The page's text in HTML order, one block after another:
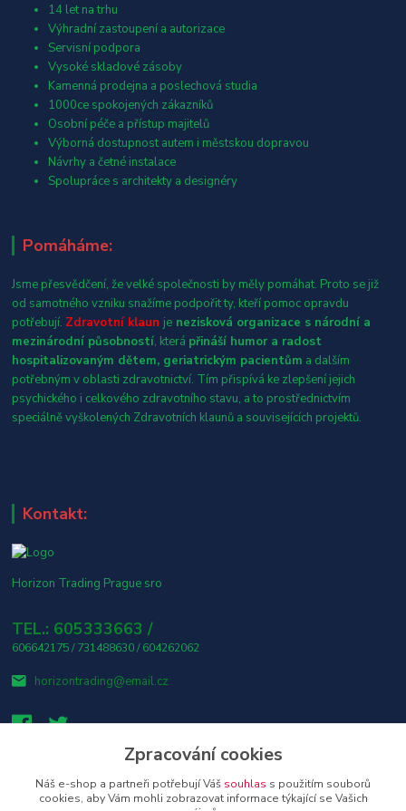
14 let na trhu
Výhradní zastoupení a autorizace
Servisní podpora
Vysoké skladové zásoby
Kamenná prodejna a poslechová studia
1000ce spokojených zákazníků
Osobní péče a přístup majitelů
Výborná dostupnost autem i městskou dopravou
Návrhy a četné instalace
Spolupráce s architekty a designéry
Pomáháme:
Jsme přesvědčení, že velké společnosti by měly pomáhat. Proto se již
od samotného vzniku snažíme podpořit ty, kteří pomoc opravdu
potřebují. Zdravotní klaun je nezisková organizace s národní a
mezinárodní působností, která přináší humor a radost
hospitalizovaným dětem, geriatrickým pacientům a dalším
potřebným v oblasti zdravotnictví. Tím přispívá ke zlepšení jejich
psychického i celkového zdravotního stavu, a to prostřednictvím
speciálně vyškolených Zdravotních klaunů a souvisejících projektů.
Kontakt:
Horizon Trading Prague sro
TEL.: 605333663 /
606642175 / 731488630 / 604262062
horizontrading@email.cz
👤 Osobní odběr s platbou v hotovosti ZDARMA! 🎶
Zpracování cookies
Náš e-shop a partneři potřebují Váš souhlas s použitím souborů
cookies, aby Vám mohli zobrazovat informace týkající se Vašich